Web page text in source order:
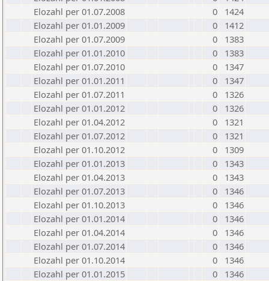
Elozahl per 01.07.2008
0
1424
Elozahl per 01.01.2009
0
1412
Elozahl per 01.07.2009
0
1383
Elozahl per 01.01.2010
0
1383
Elozahl per 01.07.2010
0
1347
Elozahl per 01.01.2011
0
1347
Elozahl per 01.07.2011
0
1326
Elozahl per 01.01.2012
0
1326
Elozahl per 01.04.2012
0
1321
Elozahl per 01.07.2012
0
1321
Elozahl per 01.10.2012
0
1309
Elozahl per 01.01.2013
0
1343
Elozahl per 01.04.2013
0
1343
Elozahl per 01.07.2013
0
1346
Elozahl per 01.10.2013
0
1346
Elozahl per 01.01.2014
0
1346
Elozahl per 01.04.2014
0
1346
Elozahl per 01.07.2014
0
1346
Elozahl per 01.10.2014
0
1346
Elozahl per 01.01.2015
0
1346